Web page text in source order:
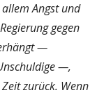
Angst und
gegen
—
—,
zurück. Wenn